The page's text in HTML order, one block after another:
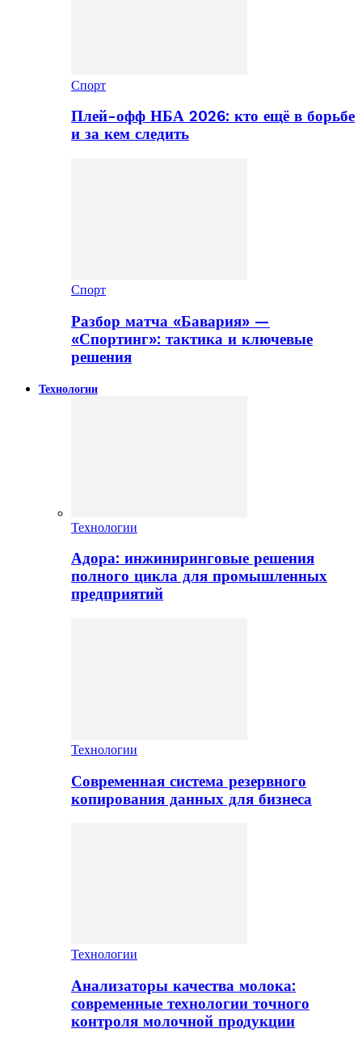
Спорт
Плей-офф НБА 2026: кто ещё в борьбе
и за кем следить
Спорт
Разбор матча «Бавария» —
«Спортинг»: тактика и ключевые
решения
Технологии
Технологии
Адора: инжиниринговые решения
полного цикла для промышленных
предприятий
Технологии
Современная система резервного
копирования данных для бизнеса
Технологии
Анализаторы качества молока:
современные технологии точного
контроля молочной продукции